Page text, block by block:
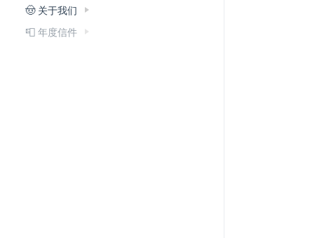
🤠 关于我们
📮 年度信件